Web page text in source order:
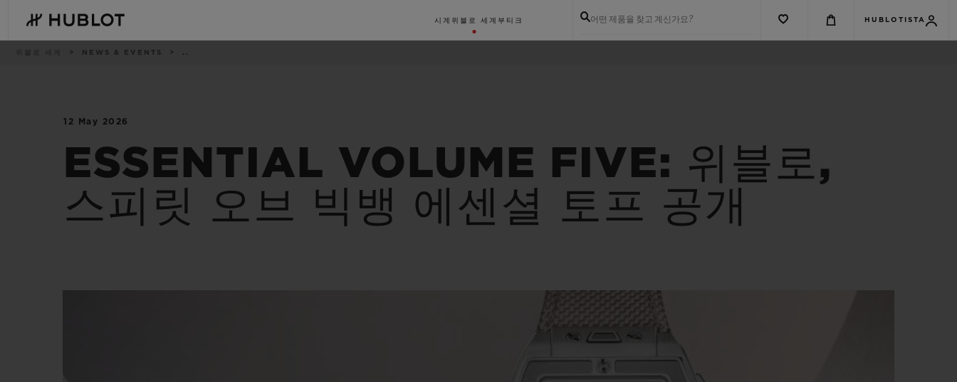
main
content
시계 위블로 세계 부티크 어떤 제품을 찾고 계신가요? HUBLOTISTA
위블로 세계 NEWS & EVENTS ..
12 May 2026
ESSENTIAL VOLUME FIVE: 위블로,
스피릿 오브 빅뱅 에센셜 토프 공개
최근 검색
최근 검색이 없습니다
리로디드 올 블랙